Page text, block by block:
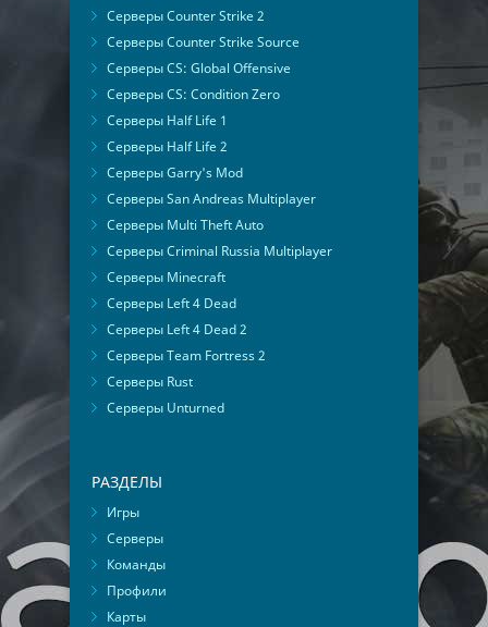
Серверы Counter Strike 2
Серверы Counter Strike Source
Серверы CS: Global Offensive
Серверы CS: Condition Zero
Серверы Half Life 1
Серверы Half Life 2
Серверы Garry's Mod
Серверы San Andreas Multiplayer
Серверы Multi Theft Auto
Серверы Criminal Russia Multiplayer
Серверы Minecraft
Серверы Left 4 Dead
Серверы Left 4 Dead 2
Серверы Team Fortress 2
Серверы Rust
Серверы Unturned
РАЗДЕЛЫ
Игры
Серверы
Команды
Профили
Карты